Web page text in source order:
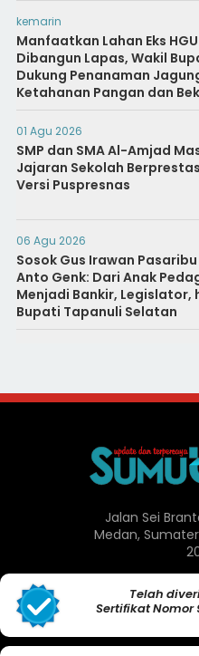
kemarin
Manfaatkan Lahan Eks
Dibangun Lapas, Wakil
Dukung Penanaman
Ketahanan Pangan dan
Warga Binaan
01 Agu 2026
SMP dan SMA Al-Amjad
Jajaran Sekolah
Versi Puspresnas
06 Agu 2026
Sosok Gus Irawan
Anto Genk: Dari Anak
Menjadi Bankir, Legislator,
Bupati Tapanuli Selatan
Jalan Sei
Medan,
Telah
Sertifikat Nomor